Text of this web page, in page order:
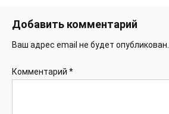
Добавить комментарий
Ваш адрес email не будет опубликован.
Комментарий *